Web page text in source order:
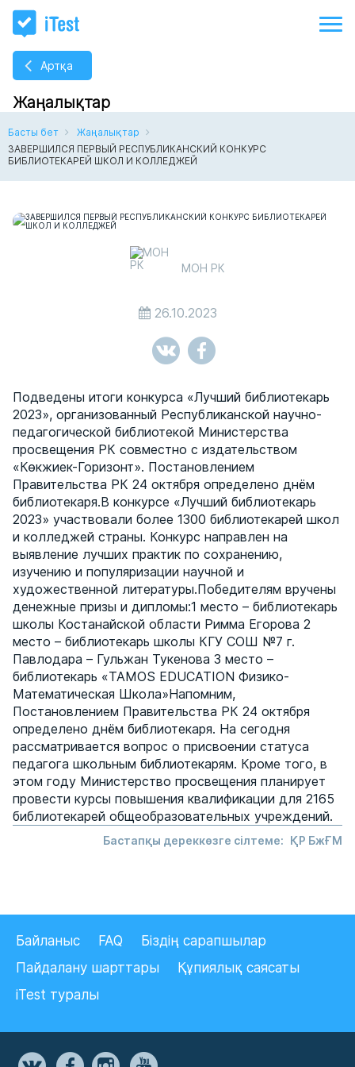
Артқа
Жаңалықтар
Басты бет
Жаңалықтар
ЗАВЕРШИЛСЯ ПЕРВЫЙ РЕСПУБЛИКАНСКИЙ КОНКУРС
БИБЛИОТЕКАРЕЙ ШКОЛ И КОЛЛЕДЖЕЙ
МОН РК
26.10.2023
Подведены итоги конкурса «Лучший библиотекарь
2023», организованный Республиканской научно-
педагогической библиотекой Министерства
просвещения РК совместно с издательством
«Көкжиек-Горизонт». Постановлением
Правительства РК 24 октября определено днём
библиотекаря.В конкурсе «Лучший библиотекарь
2023» участвовали более 1300 библиотекарей школ
и колледжей страны. Конкурс направлен на
выявление лучших практик по сохранению,
изучению и популяризации научной и
художественной литературы.Победителям вручены
денежные призы и дипломы:1 место – библиотекарь
школы Костанайской области Римма Егорова 2
место – библиотекарь школы КГУ СОШ №7 г.
Павлодара – Гульжан Тукенова 3 место –
библиотекарь «TAMOS EDUCATION Физико-
Математическая Школа»Напомним,
Постановлением Правительства РК 24 октября
определено днём библиотекаря. На сегодня
рассматривается вопрос о присвоении статуса
педагога школьным библиотекарям. Кроме того, в
этом году Министерство просвещения планирует
провести курсы повышения квалификации для 2165
библиотекарей общеобразовательных учреждений.
Бастапқы дереккөзге сілтеме: ҚР БжҒМ
Байланыс FAQ
Біздің сарапшылар
Пайдалану шарттары
Құпиялық саясаты
iTest туралы